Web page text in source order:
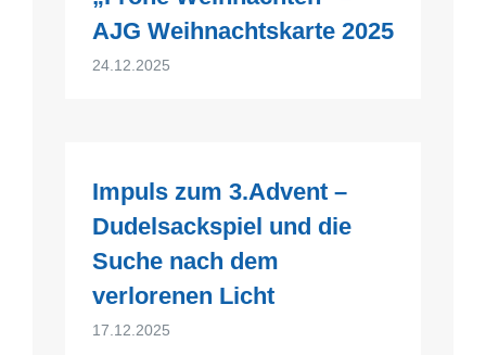
AJG Weihnachtskarte 2025
24.12.2025
Impuls zum 3.Advent –
Dudelsackspiel und die
Suche nach dem
verlorenen Licht
17.12.2025